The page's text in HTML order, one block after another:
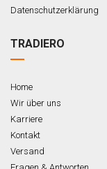
Datenschutzerklärung
TRADIERO
Home
Wir über uns
Karriere
Kontakt
Versand